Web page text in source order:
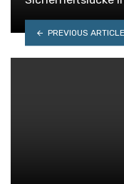
PREVIOUS ARTICLE